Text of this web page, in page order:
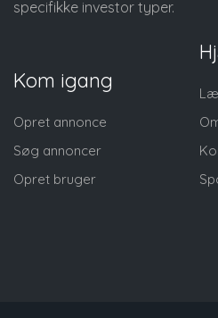
specifikke investor typer.
Kom igang
Opret annonce
Søg annoncer
Opret bruger